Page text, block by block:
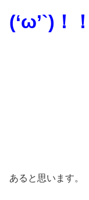
(‘ω’`)！
あると思います。